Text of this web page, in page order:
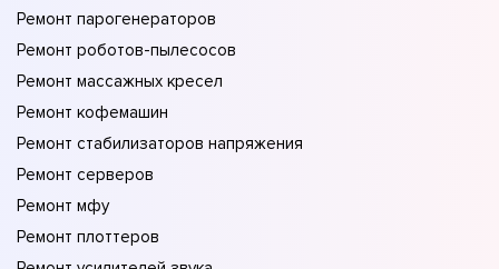
Ремонт парогенераторов
Ремонт роботов-пылесосов
Ремонт массажных кресел
Ремонт кофемашин
Ремонт стабилизаторов напряжения
Ремонт серверов
Ремонт мфу
Ремонт плоттеров